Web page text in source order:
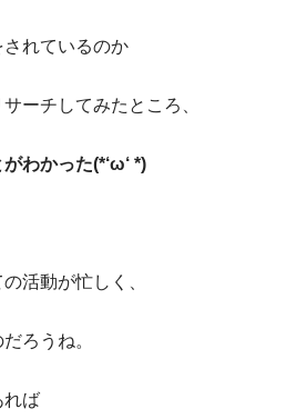
れているのか
ーチしてみたところ、
わかった(*‘ω‘ *)
活動が忙しく、
ろうね。
れば